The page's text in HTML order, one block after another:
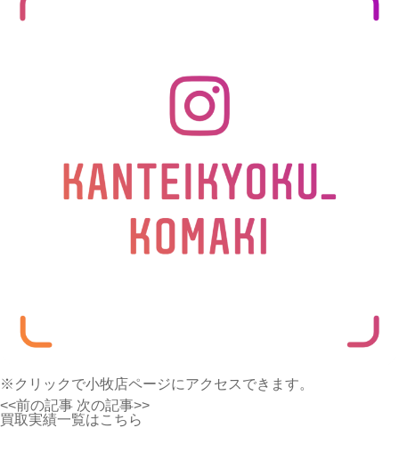
※クリックで小牧店ページにアクセスできます。
<<前の記事 次の記事>>
買取実績一覧はこちら